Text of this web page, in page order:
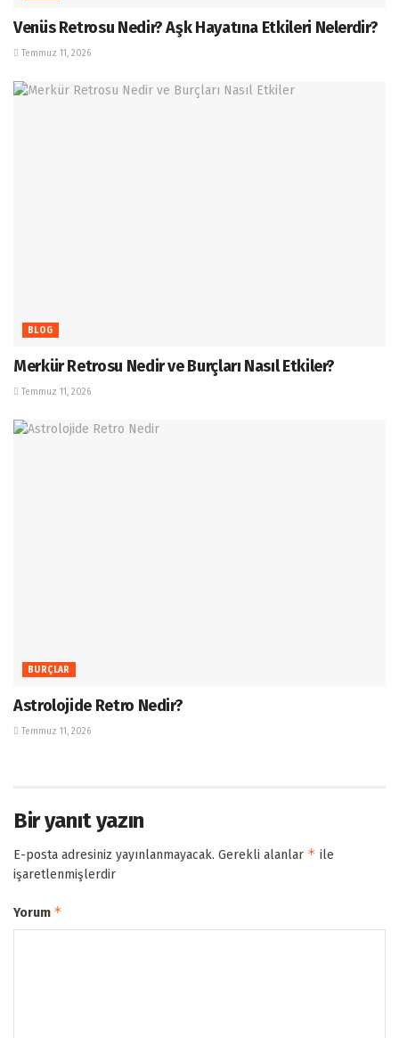
Venüs Retrosu Nedir? Aşk Hayatına Etkileri Nelerdir?
Temmuz 11, 2026
BLOG
Merkür Retrosu Nedir ve Burçları Nasıl Etkiler?
Temmuz 11, 2026
BURÇLAR
Astrolojide Retro Nedir?
Temmuz 11, 2026
Bir yanıt yazın
E-posta adresiniz yayınlanmayacak. Gerekli alanlar * ile
işaretlenmişlerdir
Yorum *